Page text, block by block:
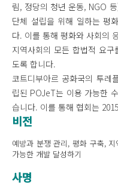
림, 정당의 청년 운동, NGO
단체 설립을 위해 일하는 평
다. 이를 통해 평화와 사회의
지역사회의 모든 합법적 요
도록 합니다.
코트디부아르 공화국의 투레
립된 POJeT는 이용 가능한
습니다. 이를 통해 협회는
비전
예방과 분쟁 관리, 평화 구축,
가능한 개발 달성하기
사명